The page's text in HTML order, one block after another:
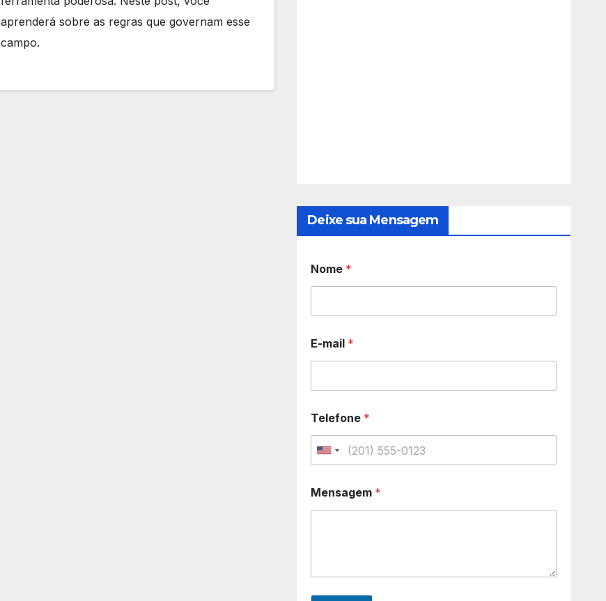
aprenderá sobre as regras que governam esse
campo.
Deixe sua Mensagem
Nome *
E-mail *
Telefone *
U
i
Mensagem *